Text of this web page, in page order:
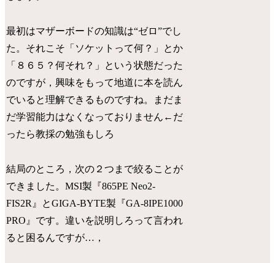
最初はマザーボードの知識は“ゼロ”でし
た。それこそ「ソケットって何？」とか
「８６５？何それ？」という状態だった
のですが，興味をもって地道に本を読ん
でいると理解できるものですね。まだま
だ学習能力はなくなっておりません←だ
ったら教採の勉強もしろ
結局のところ，次の２つまで絞ることが
できました。MSI製『865PE Neo2-
FIS2R』とGIGA-BYTE製『GA-8IPE1000
PRO』です。違いを説明しろって言われ
ると困るんですが…，